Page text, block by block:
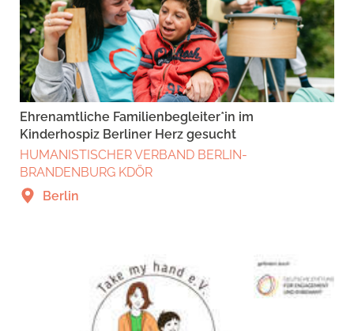
Ehrenamtliche Familienbegleiter*in im
Kinderhospiz Berliner Herz gesucht
HUMANISTISCHER VERBAND BERLIN-
BRANDENBURG KDÖR
Berlin